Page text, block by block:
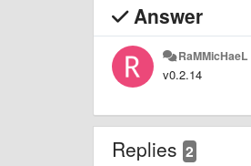
Answer
RaMMicHaeL
v0.2.14
Replies 2